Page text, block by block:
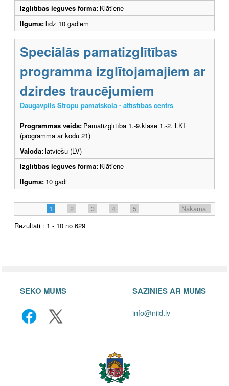
Izglītības ieguves forma: Klātiene
Ilgums:līdz 10 gadiem
Speciālās pamatizglītības
programma izglītojamajiem ar
dzirdes traucējumiem
Daugavpils Stropu pamatskola - attīstības centrs
Programmas veids: Pamatizglītība 1.-9.klase 1.-2. LKI
(programma ar kodu 21)
Valoda:latviešu (LV)
Izglītības ieguves forma: Klātiene
Ilgums: 10 gadi
1 2 3 4 5
Nākamā
Rezultāti : 1 - 10 no 629
SEKO MUMS SAZINIES AR MUMS
info@niid.lv